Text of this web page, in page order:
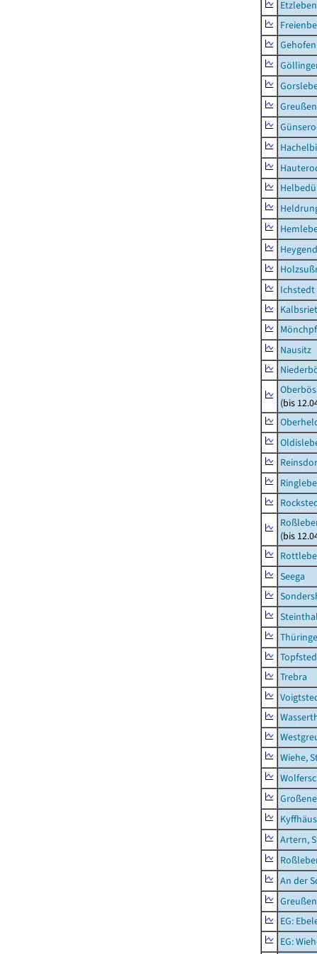
Etzleben
Gehofen
Ichstedt
Nausitz
(bis
(bis
Seega
Trebra
Wiehe,
Artern,
An der
EG:
EG: